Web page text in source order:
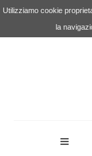
Utilizziamo cookie
la